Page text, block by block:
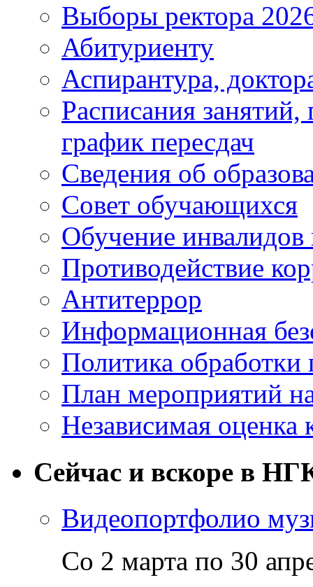
Выборы ректора
Абитуриенту
Аспирантура,
Расписания
график пересдач
Сведения об
Совет обучающихся
Обучение
Противодействие
Антитеррор
Информационная
Политика
План мероприятий
Независимая оценка
Сейчас и вскоре в
Видеопортфолио
Со 2 марта по 30